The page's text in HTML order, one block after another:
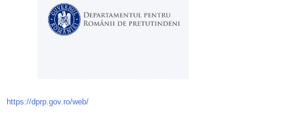
https://dprp.gov.ro/web/